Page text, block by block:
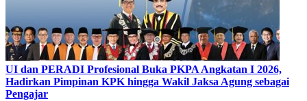
UI dan PERADI Profesional Buka PKPA Angkatan I 2026,
Hadirkan Pimpinan KPK hingga Wakil Jaksa Agung sebagai
Pengajar